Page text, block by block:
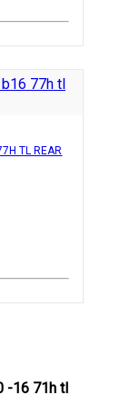
TL REAR
-16 71h tl